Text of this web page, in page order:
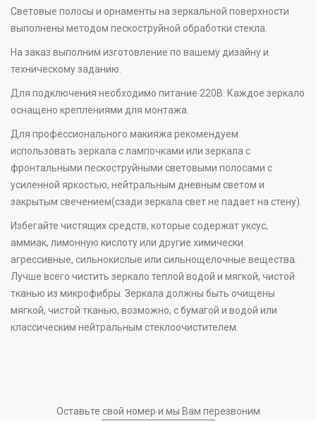
Световые полосы и орнаменты на зеркальной поверхности
выполнены методом пескоструйной обработки стекла.
На заказ выполним изготовление по вашему дизайну и
техническому заданию.
Для подключения необходимо питание 220В. Каждое зеркало
оснащено креплениями для монтажа.
Для профессионального макияжа рекомендуем
использовать зеркала с лампочками или зеркала с
фронтальными пескоструйными световыми полосами с
усиленной яркостью, нейтральным дневным светом и
закрытым свечением(сзади зеркала свет не падает на стену).
Избегайте чистящих средств, которые содержат уксус,
аммиак, лимонную кислоту или другие химически
агрессивные, сильнокислые или сильнощелочные вещества.
Лучше всего чистить зеркало теплой водой и мягкой, чистой
тканью из микрофибры. Зеркала должны быть очищены
мягкой, чистой тканью, возможно, с бумагой и водой или
классическим нейтральным стеклоочистителем.
Оставьте свой номер и мы Вам перезвоним